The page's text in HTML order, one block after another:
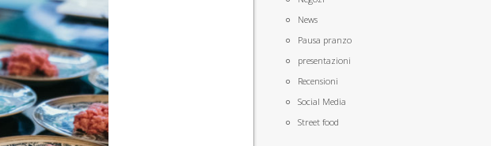
News
Pausa pranzo
presentazioni
Recensioni
Social Media
Street food